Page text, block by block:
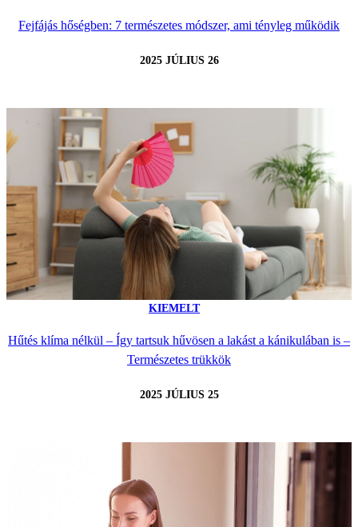
Fejfájás hőségben: 7 természetes módszer, ami tényleg működik
2025 JÚLIUS 26
KIEMELT
Hűtés klíma nélkül – Így tartsuk hűvösen a lakást a kánikulában is –
Természetes trükkök
2025 JÚLIUS 25